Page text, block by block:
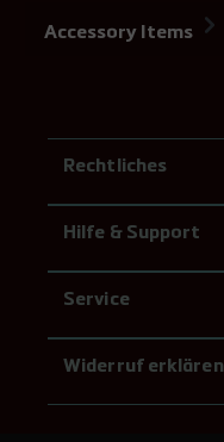
Accessory Items
Rechtliches
Hilfe & Support
Service
Widerruf erklären